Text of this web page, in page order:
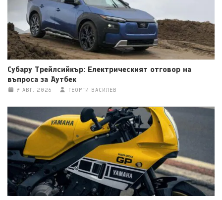
Субару Трейлсийкър: Електрическият отговор на
въпроса за Аутбек
7 АВГ. 2026 ГЕОРГИ ВАСИЛЕВ